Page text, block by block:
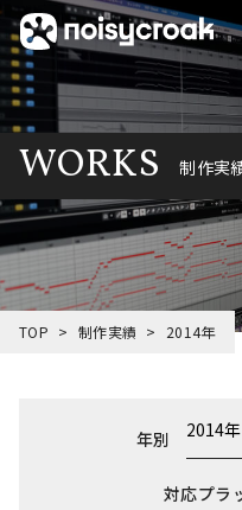
WORKS 制作実
TOP 制作実績 2014年
年別
対応プラ